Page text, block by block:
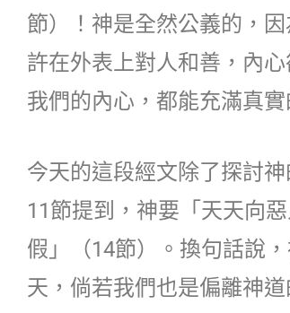
節）！神是全然公義的，
許在外表上對人和善，內
我們的內心，都能充滿真
今天的這段經文除了探討
11節提到，神要「天天向
假」（14節）。換句話說
天，倘若我們也是偏離神